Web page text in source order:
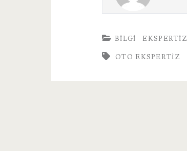
BILGI EKSPERTIZ
OTO EKSPERTIZ